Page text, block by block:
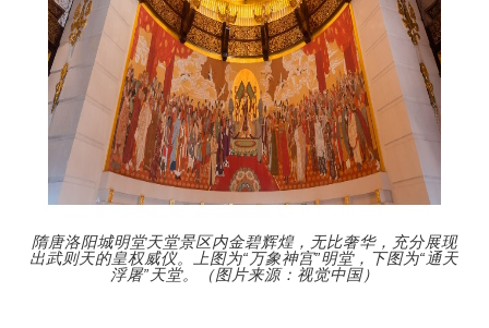
隋唐洛阳城明堂天堂景区内金碧辉煌，无比奢华，充分展现
出武则天的皇权威仪。上图为“万象神宫”明堂，下图为“通天
浮屠”天堂。（图片来源：视觉中国）